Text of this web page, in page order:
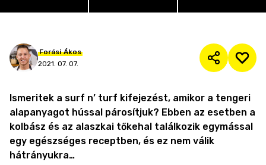
Forási Ákos
2021. 07. 07.
Ismeritek a surf n’ turf kifejezést, amikor a tengeri
alapanyagot hússal párosítjuk? Ebben az esetben a
kolbász és az alaszkai tőkehal találkozik egymással
egy egészséges receptben, és ez nem válik
hátrányukra…